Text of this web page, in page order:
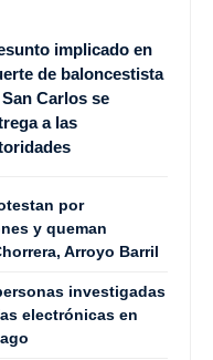
implicado en
de baloncestista
Carlos se
a las
por
y queman
Arroyo Barril
investigadas
electrónicas en